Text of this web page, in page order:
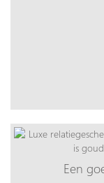
Een